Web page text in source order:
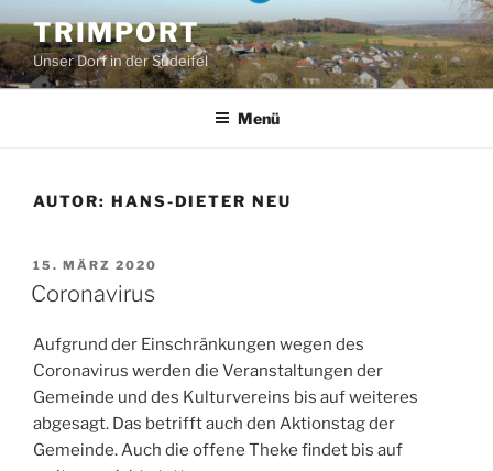
Inhalt
springen
TRIMPORT
Unser Dorf in der Südeifel
Menü
AUTOR: HANS-DIETER NEU
VERÖFFENTLICHT
AM
15. MÄRZ 2020
Coronavirus
Aufgrund der Einschränkungen wegen des
Coronavirus werden die Veranstaltungen der
Gemeinde und des Kulturvereins bis auf weiteres
abgesagt. Das betrifft auch den Aktionstag der
Gemeinde. Auch die offene Theke findet bis auf